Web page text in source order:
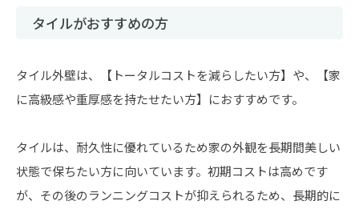
タイルがおすすめの方
タイル外壁は、【トータルコストを減らしたい方】や、【家
に高級感や重厚感を持たせたい方】におすすめです。
タイルは、耐久性に優れているため家の外観を長期間美しい
状態で保ちたい方に向いています。初期コストは高めです
が、その後のランニングコストが抑えられるため、長期的に